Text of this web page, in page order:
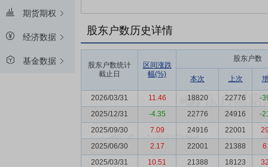
期货期权
经济数据
基金数据
股东户数历史详情
股东户数统计
截止日
区间涨跌
幅(%)
股东户数
本次 上次
2026/03/31 11.46 18820 22776
-
2025/12/31
-4.35 22776 24916
-
2025/09/30
7.09 24916 22001
2025/06/30
2.17 22001 21388
2025/03/31
10.51 21388 18123